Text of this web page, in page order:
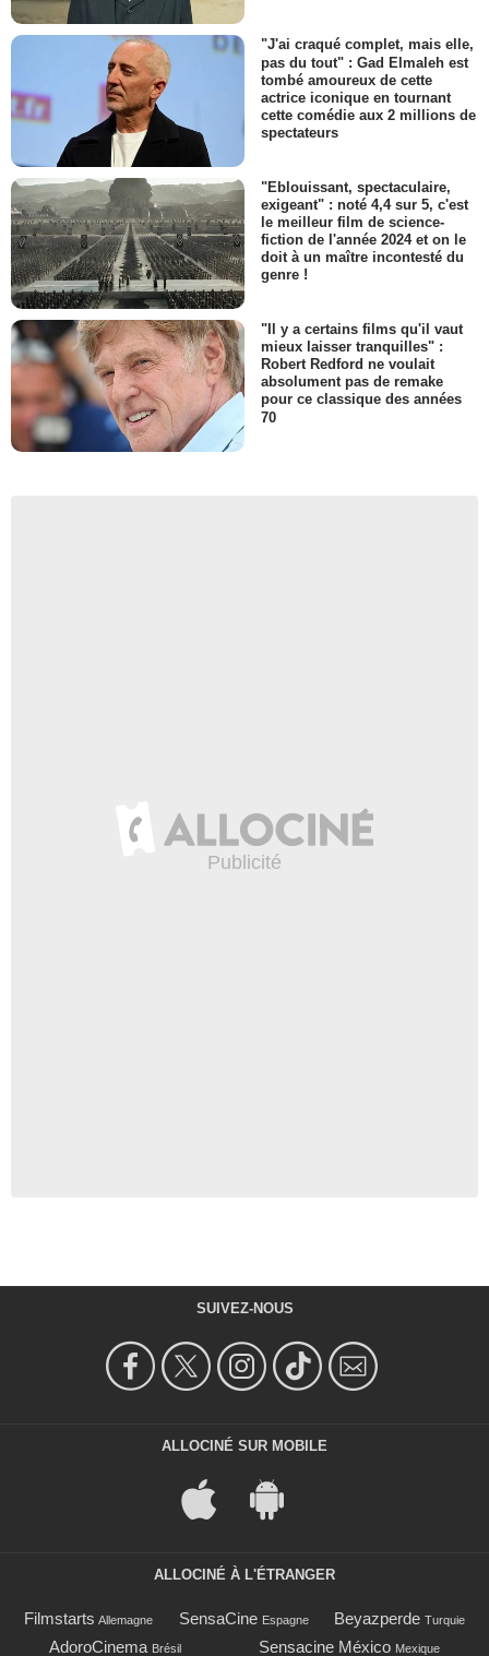
"J'ai craqué complet, mais elle,
pas du tout" : Gad Elmaleh est
tombé amoureux de cette
actrice iconique en tournant
cette comédie aux 2 millions de
spectateurs
"Eblouissant, spectaculaire,
exigeant" : noté 4,4 sur 5, c'est
le meilleur film de science-
fiction de l'année 2024 et on le
doit à un maître incontesté du
genre !
"Il y a certains films qu'il vaut
mieux laisser tranquilles" :
Robert Redford ne voulait
absolument pas de remake
pour ce classique des années
70
SUIVEZ-NOUS
ALLOCINÉ SUR MOBILE
ALLOCINÉ À L'ÉTRANGER
Filmstarts Allemagne SensaCine Espagne Beyazperde Turquie
AdoroCinema Brésil Sensacine México Mexique